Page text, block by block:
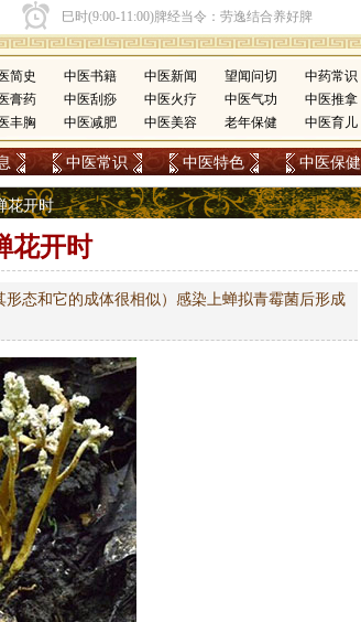
简史 中医书籍 中医新闻 望闻问切 中药常识
膏药 中医刮痧 中医火疗 中医气功 中医推拿
丰胸 中医减肥 中医美容 老年保健 中医育儿
中医常识 中医特色 中医保健
花开时
花开时
态和它的成体很相似）感染上蝉拟青霉菌后形成